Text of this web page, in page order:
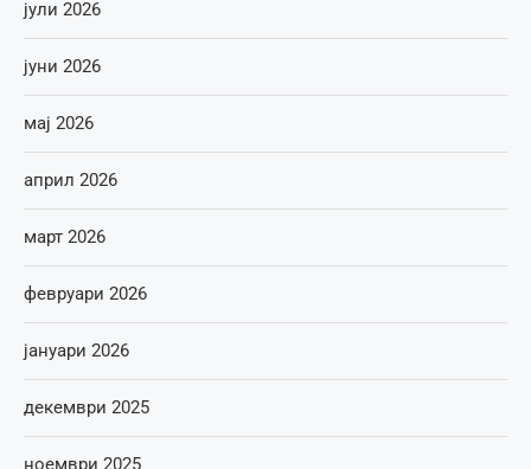
јули 2026
јуни 2026
мај 2026
април 2026
март 2026
февруари 2026
јануари 2026
декември 2025
ноември 2025